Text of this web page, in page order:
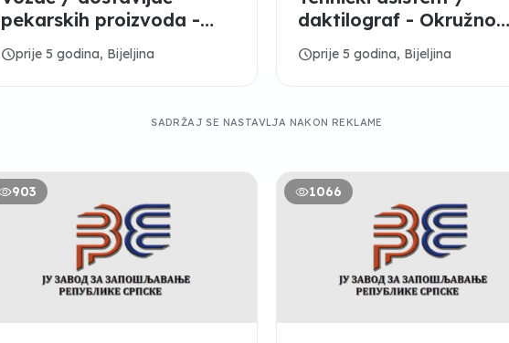
pekarskih proizvoda -
ZPR “PEKARA ALEKSA“
scheduleprije 5 godina, Bijeljina
daktilograf - Okružno
javno tužilaštvo Bijeljina
scheduleprije 5 godina, Bijeljina
SADRŽAJ SE NASTAVLJA NAKON REKLAME
903 1066